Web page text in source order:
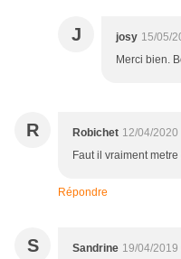
J josy 15/05/
Merci bien.
R Robichet 12/04/2020
Faut il vraiment
Répondre
S Sandrine 19/04/2019